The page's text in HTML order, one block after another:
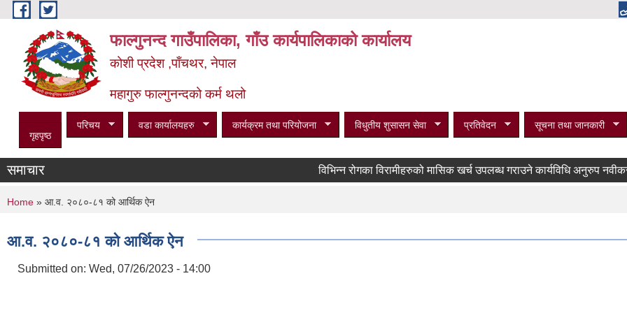
Skip to main content
फाल्गुनन्द गाउँपालिका, गाँउ कार्यपालिकाको कार्यालय
कोशी प्रदेश ,पाँचथर, नेपाल
महागुरु फाल्गुनन्दको कर्म थलो
गृहपृष्ठ
परिचय वडा कार्यालयहरु कार्यक्रम तथा परियोजना विधुतीय शुसासन सेवा प्रतिवेदन सूचना तथा जानकारी
समाचार विभिन्न रोगका विरामीहरुको मासिक खर्च उपलब्ध गराउने कार्यविधि अनुरुप नवीकरण
You are here
Home » आ.व. २०८०-८१ को आर्थिक ऐन
आ.व. २०८०-८१ को आर्थिक ऐन
Submitted on: Wed, 07/26/2023 - 14:00